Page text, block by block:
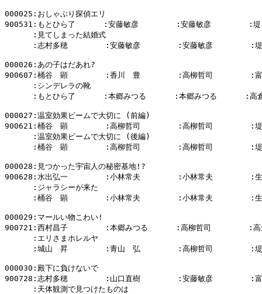
000025:おしゃぶり探偵エリ
900531:もとひら了      :安藤敏彦        :安藤敏彦        :堤
      :見てしまった結婚式
:志村多穂        :安藤敏彦        :安藤敏彦        :堤
000026:あの子はだあれ?
900607:桶谷　顕        :香川　豊        :高柳哲司        :富
      :シンデレラの靴
:もとひら了      :本郷みつる      :本郷みつる      :高
000027:温室効果ビームで大切に (前編)
900621:桶谷　顕        :高柳哲司        :高柳哲司        :堤
      :温室効果ビームで大切に (後編)
:桶谷　顕        :高柳哲司        :高柳哲司        :堤
000028:見つかった宇宙人の秘密基地!?
900628:水出弘一        :小林常夫        :小林常夫        :生
      :ジャラシーが来た
:桶谷　顕        :小林常夫        :小林常夫        :生
000029:マールい物こわい!
900721:西村昌子        :本郷みつる      :高柳哲司        :高
      :エリさまホレルヤ
:城山　昇        :青山　弘        :高柳哲司        :堤
000030:殿下に負けないで
900728:志村多穂        :山口直樹        :安藤敏彦        :富
      :天体観測で見つけたものは